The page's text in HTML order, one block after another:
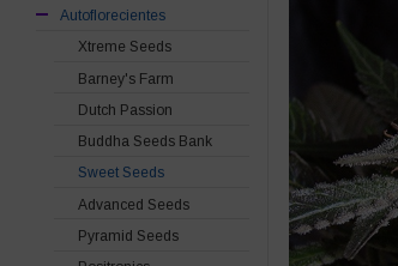
Autoflorecientes
Xtreme Seeds
Barney's Farm
Dutch Passion
Buddha Seeds Bank
Sweet Seeds
Advanced Seeds
Pyramid Seeds